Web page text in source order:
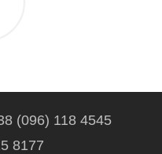
(096) 118 4545
8177